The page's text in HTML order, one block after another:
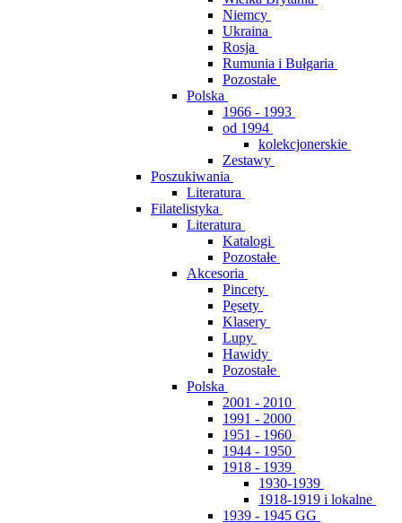
Niemcy
Ukraina
Rosja
Rumunia i Bułgaria
Pozostałe
Polska
1966 - 1993
od 1994
kolekcjonerskie
Zestawy
Poszukiwania
Literatura
Filatelistyka
Literatura
Katalogi
Pozostałe
Akcesoria
Pincety
Pęsety
Klasery
Lupy
Hawidy
Pozostałe
Polska
2001 - 2010
1991 - 2000
1951 - 1960
1944 - 1950
1918 - 1939
1930-1939
1918-1919 i lokalne
1939 - 1945 GG